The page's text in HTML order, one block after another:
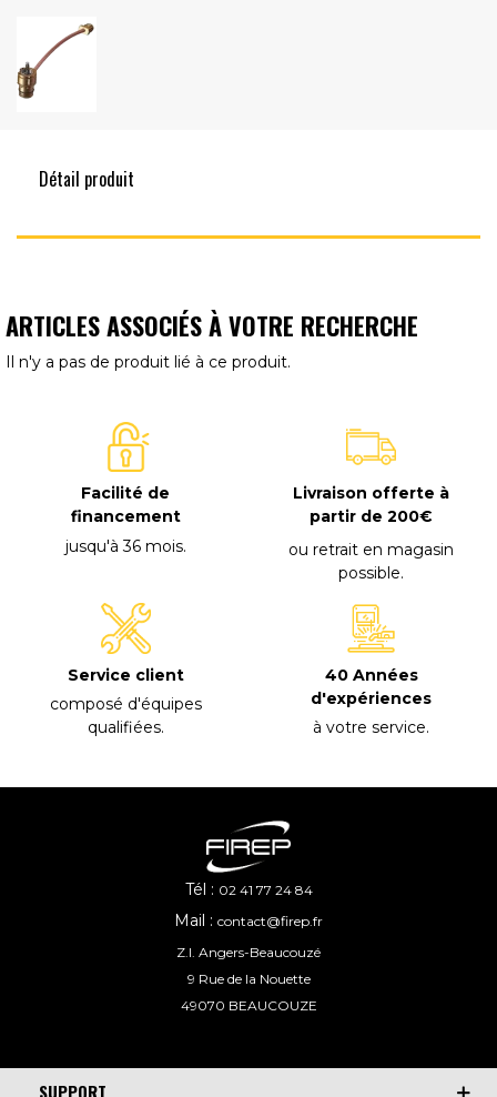
Détail produit
ARTICLES ASSOCIÉS À VOTRE RECHERCHE
Il n'y a pas de produit lié à ce produit.
Facilité de
financement
jusqu'à 36 mois.
Livraison offerte à
partir de 200€
ou retrait en magasin
possible.
Service client
composé d'équipes
qualifiées.
40 Années
d'expériences
à votre service.
SUPPORT
Tél : 02 41 77 24 84
Mail : contact@firep.fr
Z.I. Angers-Beaucouzé
9 Rue de la Nouette
49070 BEAUCOUZE